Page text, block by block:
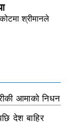
श्रीमानले
आमाको निधन
देश बाहिर